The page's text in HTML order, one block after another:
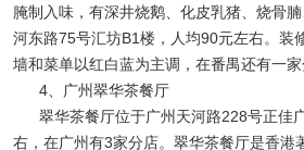
腌制入味，有深井烧鹅、化皮乳猪、烧骨
河东路75号汇坊B1楼，人均90元左右。装
墙和菜单以红白蓝为主调，在番禺还有一家
4、广州翠华茶餐厅
翠华茶餐厅位于广州天河路228号正佳
右，在广州有3家分店。翠华茶餐厅是香港